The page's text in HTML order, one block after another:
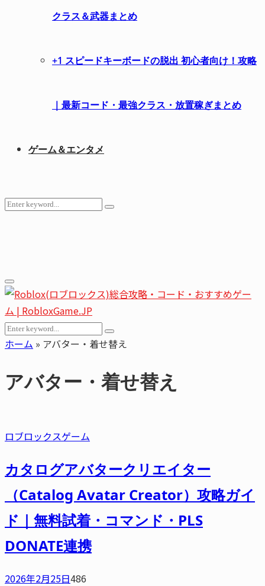
クラス＆武器まとめ
+1 スピードキーボードの脱出 初心者向け！攻略
｜最新コード・最強クラス・放置稼ぎまとめ
ゲーム＆エンタメ
Search
Search
Primary
Menu
Search
for:
Search
ホーム » アバター・着せ替え
アバター・着せ替え
ロブロックスゲーム
カタログアバタークリエイター
（Catalog Avatar Creator）攻略ガイ
ド｜無料試着・コマンド・PLS
DONATE連携
2026年2月25日486